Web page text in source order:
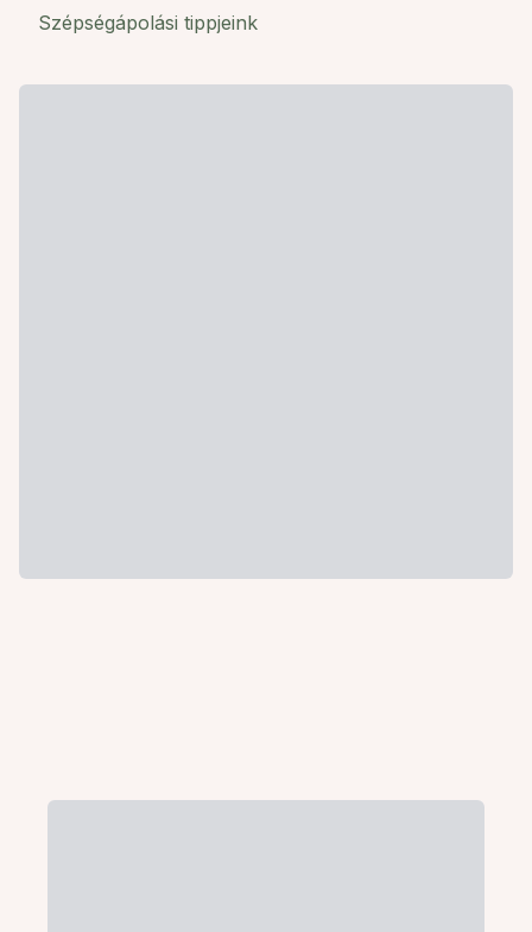
Szépségápolási tippjeink